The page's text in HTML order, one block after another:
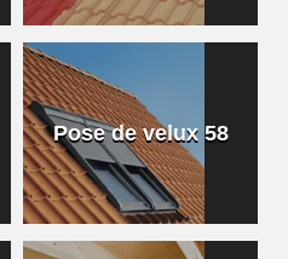
Pose de velux 58